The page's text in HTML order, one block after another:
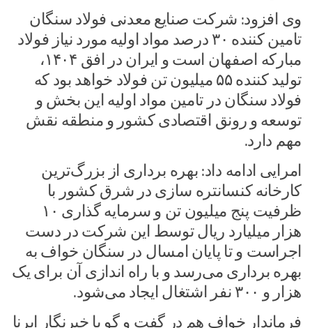
وی افزود: شرکت صنایع معدنی فولاد سنگان
تامین کننده ۳۰ درصد مواد اولیه مورد نیاز فولاد
مبارکه اصفهان است و ایران در افق ۱۴۰۴،
تولید کننده ۵۵ میلیون تن فولاد خواهد بود که
فولاد سنگان در تامین مواد اولیه این بخش و
توسعه و رونق اقتصادی کشور و منطقه نقش
مهم دارد.
امرایی ادامه داد: بهره برداری از بزرگ‌ترین
کارخانه کنسانتره سازی در شرق کشور با
ظرفیت پنج میلیون تن و سرمایه گذاری ۱۰
هزار میلیارد ریال توسط این شرکت در دست
اجراست و تا پایان امسال در سنگان خواف به
بهره‌ برداری می‌رسد و با راه اندازی آن برای یک
هزار و ۳۰۰ نفر اشتغال ایجاد می‌شود.
فرماندار خواف هم در گفت و گو با خبرنگار ایرنا